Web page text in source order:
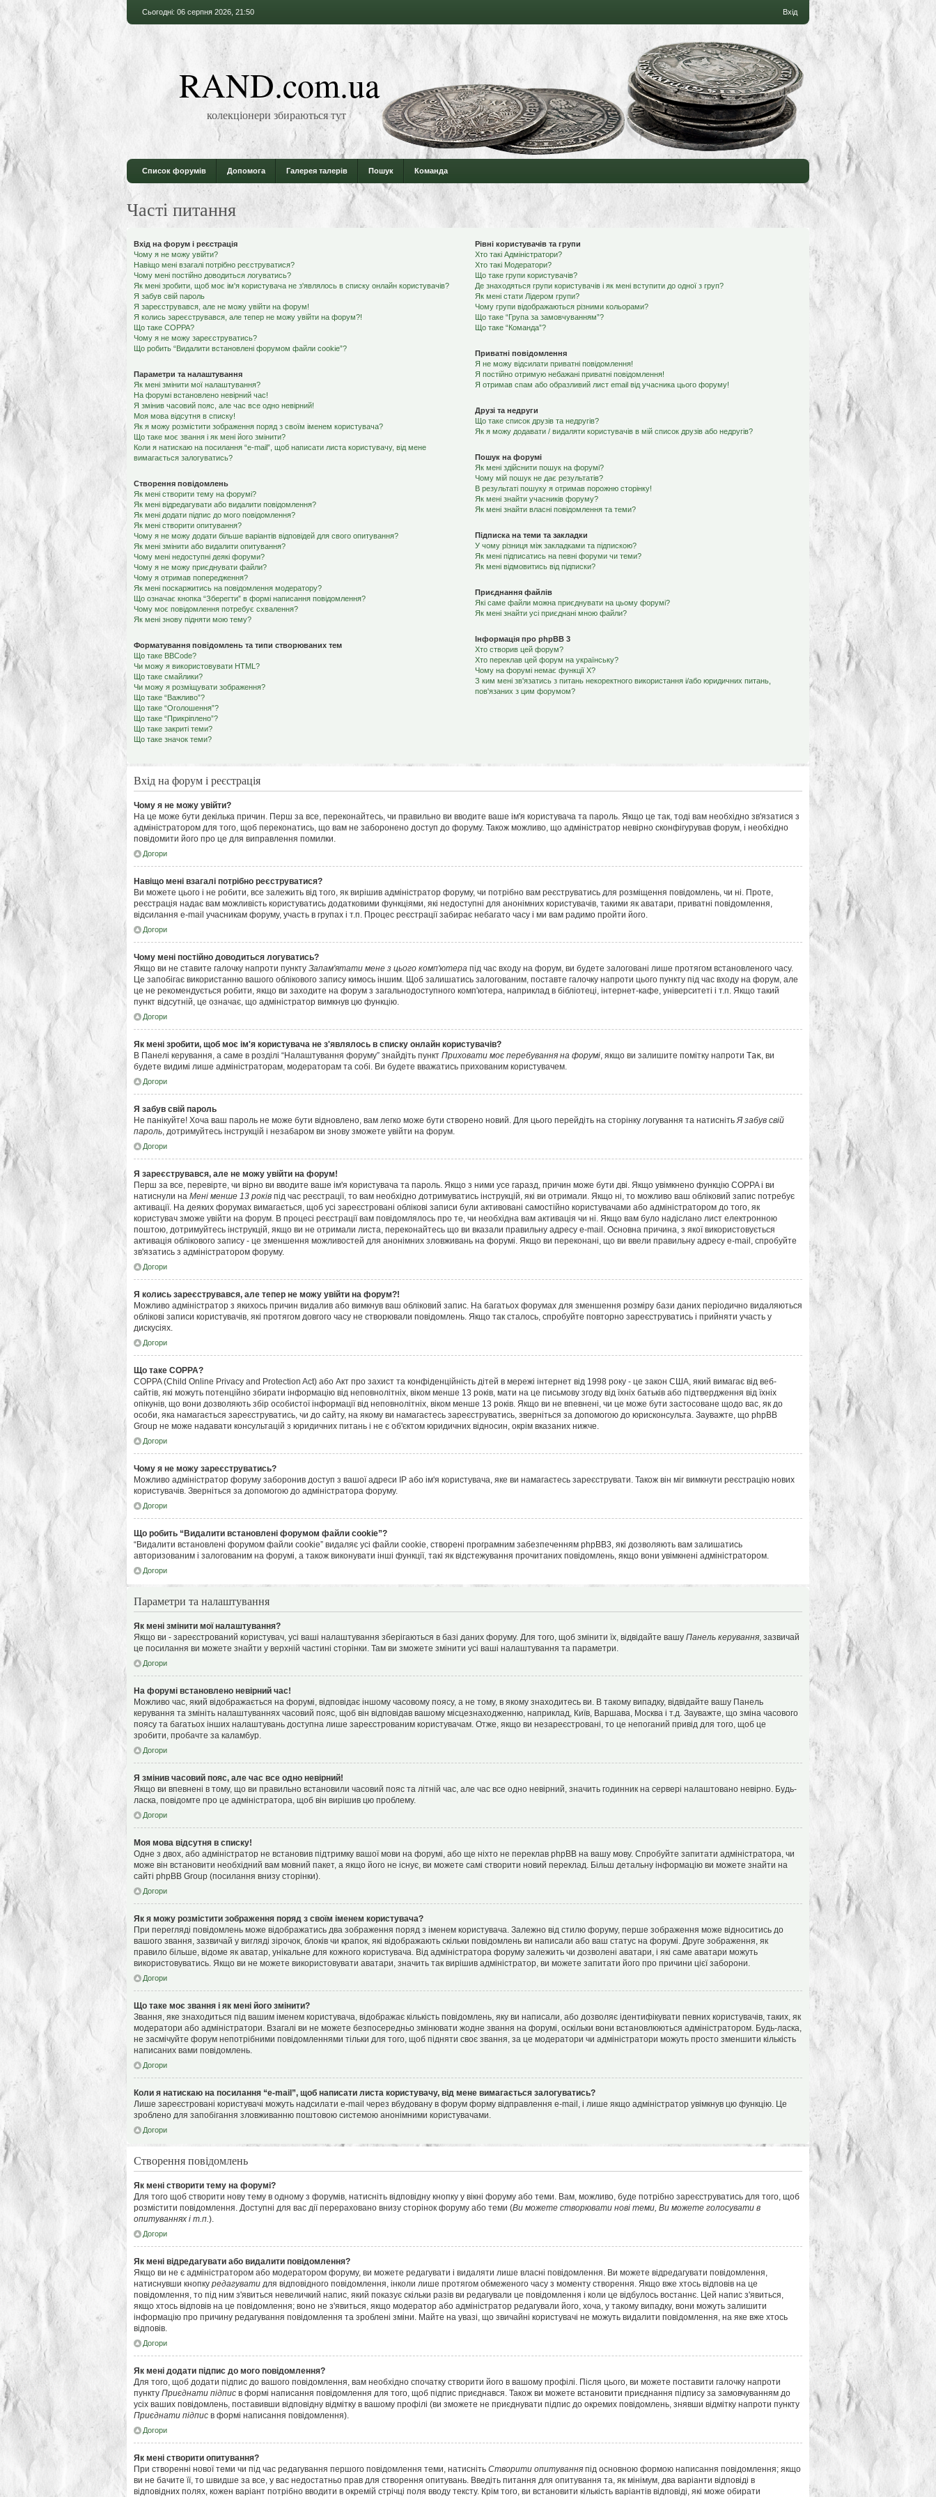
Сьогодні: 06 серпня 2026, 21:50 Вхід
RAND.com.ua
колекціонери збираються тут
Список форумів Допомога Галерея талерів Пошук Команда
Часті питання
Вхід на форум і реєстрація
Чому я не можу увійти?
Навіщо мені взагалі потрібно реєструватися?
Чому мені постійно доводиться логуватись?
Як мені зробити, щоб моє ім'я користувача не з'являлось в списку онлайн користувачів?
Я забув свій пароль
Я зареєструвався, але не можу увійти на форум!
Я колись зареєструвався, але тепер не можу увійти на форум?!
Що таке COPPA?
Чому я не можу зареєструватись?
Що робить “Видалити встановлені форумом файли cookie”?
Параметри та налаштування
Як мені змінити мої налаштування?
На форумі встановлено невірний час!
Я змінив часовий пояс, але час все одно невірний!
Моя мова відсутня в списку!
Як я можу розмістити зображення поряд з своїм іменем користувача?
Що таке моє звання і як мені його змінити?
Коли я натискаю на посилання “e-mail”, щоб написати листа користувачу, від мене
вимагається залогуватись?
Створення повідомлень
Як мені створити тему на форумі?
Як мені відредагувати або видалити повідомлення?
Як мені додати підпис до мого повідомлення?
Як мені створити опитування?
Чому я не можу додати більше варіантів відповідей для свого опитування?
Як мені змінити або видалити опитування?
Чому мені недоступні деякі форуми?
Чому я не можу приєднувати файли?
Чому я отримав попередження?
Як мені поскаржитись на повідомлення модератору?
Що означає кнопка “Зберегти” в формі написання повідомлення?
Чому моє повідомлення потребує схвалення?
Як мені знову підняти мою тему?
Форматування повідомлень та типи створюваних тем
Що таке BBCode?
Чи можу я використовувати HTML?
Що таке смайлики?
Чи можу я розміщувати зображення?
Що таке “Важливо”?
Що таке “Оголошення”?
Що таке “Прикріплено”?
Що таке закриті теми?
Що таке значок теми?
Рівні користувачів та групи
Хто такі Адміністратори?
Хто такі Модератори?
Що таке групи користувачів?
Де знаходяться групи користувачів і як мені вступити до одної з груп?
Як мені стати Лідером групи?
Чому групи відображаються різними кольорами?
Що таке “Група за замовчуванням”?
Що таке “Команда”?
Приватні повідомлення
Я не можу відсилати приватні повідомлення!
Я постійно отримую небажані приватні повідомлення!
Я отримав спам або образливий лист email від учасника цього форуму!
Друзі та недруги
Що таке список друзів та недругів?
Як я можу додавати / видаляти користувачів в мій список друзів або недругів?
Пошук на форумі
Як мені здійснити пошук на форумі?
Чому мій пошук не дає результатів?
В результаті пошуку я отримав порожню сторінку!
Як мені знайти учасників форуму?
Як мені знайти власні повідомлення та теми?
Підписка на теми та закладки
У чому різниця між закладками та підпискою?
Як мені підписатись на певні форуми чи теми?
Як мені відмовитись від підписки?
Приєднання файлів
Які саме файли можна приєднувати на цьому форумі?
Як мені знайти усі приєднані мною файли?
Інформація про phpBB 3
Хто створив цей форум?
Хто переклав цей форум на українську?
Чому на форумі немає функції X?
З ким мені зв'язатись з питань некоректного використання і/або юридичних питань,
пов'язаних з цим форумом?
Вхід на форум і реєстрація
Чому я не можу увійти?
На це може бути декілька причин. Перш за все, переконайтесь, чи правильно ви вводите ваше ім'я користувача та пароль. Якщо це так, тоді вам необхідно зв'язатися з
адміністратором для того, щоб переконатись, що вам не заборонено доступ до форуму. Також можливо, що адміністратор невірно сконфігурував форум, і необхідно
повідомити його про це для виправлення помилки.
Догори
Навіщо мені взагалі потрібно реєструватися?
Ви можете цього і не робити, все залежить від того, як вирішив адміністратор форуму, чи потрібно вам реєструватись для розміщення повідомлень, чи ні. Проте,
реєстрація надає вам можливість користуватись додатковими функціями, які недоступні для анонімних користувачів, такими як аватари, приватні повідомлення,
відсилання e-mail учасникам форуму, участь в групах і т.п. Процес реєстрації забирає небагато часу і ми вам радимо пройти його.
Догори
Чому мені постійно доводиться логуватись?
Якщо ви не ставите галочку напроти пункту Запам'ятати мене з цього комп'ютера під час входу на форум, ви будете залоговані лише протягом встановленого часу.
Це запобігає використанню вашого облікового запису кимось іншим. Щоб залишатись залогованим, поставте галочку напроти цього пункту під час входу на форум, але
це не рекомендується робити, якщо ви заходите на форум з загальнодоступного комп'ютера, наприклад в бібліотеці, інтернет-кафе, університеті і т.п. Якщо такий
пункт відсутній, це означає, що адміністратор вимкнув цю функцію.
Догори
Як мені зробити, щоб моє ім'я користувача не з'являлось в списку онлайн користувачів?
В Панелі керування, а саме в розділі “Налаштування форуму” знайдіть пункт Приховати моє перебування на форумі, якщо ви залишите помітку напроти Так, ви
будете видимі лише адміністраторам, модераторам та собі. Ви будете вважатись прихованим користувачем.
Догори
Я забув свій пароль
Не панікуйте! Хоча ваш пароль не може бути відновлено, вам легко може бути створено новий. Для цього перейдіть на сторінку логування та натиснітьЯ забув свій
пароль, дотримуйтесь інструкцій і незабаром ви знову зможете увійти на форум.
Догори
Я зареєструвався, але не можу увійти на форум!
Перш за все, перевірте, чи вірно ви вводите ваше ім'я користувача та пароль. Якщо з ними усе гаразд, причин може бути дві. Якщо увімкнено функцію COPPA і ви
натиснули на Мені менше 13 років під час реєстрації, то вам необхідно дотримуватись інструкцій, які ви отримали. Якщо ні, то можливо ваш обліковий запис потребує
активації. На деяких форумах вимагається, щоб усі зареєстровані облікові записи були активовані самостійно користувачами або адміністратором до того, як
користувач зможе увійти на форум. В процесі реєстрації вам повідомлялось про те, чи необхідна вам активація чи ні. Якщо вам було надіслано лист електронною
поштою, дотримуйтесь інструкцій, якщо ви не отримали листа, переконайтесь що ви вказали правильну адресу e-mail. Основна причина, з якої використовується
активація облікового запису - це зменшення можливостей для анонімних зловживань на форумі. Якщо ви переконані, що ви ввели правильну адресу e-mail, спробуйте
зв'язатись з адміністратором форуму.
Догори
Я колись зареєструвався, але тепер не можу увійти на форум?!
Можливо адміністратор з якихось причин видалив або вимкнув ваш обліковий запис. На багатьох форумах для зменшення розміру бази даних періодично видаляються
облікові записи користувачів, які протягом довгого часу не створювали повідомлень. Якщо так сталось, спробуйте повторно зареєструватись і прийняти участь у
дискусіях.
Догори
Що таке COPPA?
COPPA (Child Online Privacy and Protection Act) або Акт про захист та конфіденційність дітей в мережі інтернет від 1998 року - це закон США, який вимагає від веб-
сайтів, які можуть потенційно збирати інформацію від неповнолітніх, віком менше 13 років, мати на це письмову згоду від їхніх батьків або підтвердження від їхніх
опікунів, що вони дозволяють збір особистої інформації від неповнолітніх, віком менше 13 років. Якщо ви не впевнені, чи це може бути застосоване щодо вас, як до
особи, яка намагається зареєструватись, чи до сайту, на якому ви намагаєтесь зареєструватись, зверніться за допомогою до юрисконсульта. Зауважте, що phpBB
Group не може надавати консультацій з юридичних питань і не є об'єктом юридичних відносин, окрім вказаних нижче.
Догори
Чому я не можу зареєструватись?
Можливо адміністратор форуму заборонив доступ з вашої адреси IP або ім'я користувача, яке ви намагаєтесь зареєструвати. Також він міг вимкнути реєстрацію нових
користувачів. Зверніться за допомогою до адміністратора форуму.
Догори
Що робить “Видалити встановлені форумом файли cookie”?
“Видалити встановлені форумом файли cookie” видаляє усі файли cookie, створені програмним забезпеченням phpBB3, які дозволяють вам залишатись
авторизованим і залогованим на форумі, а також виконувати інші функції, такі як відстежування прочитаних повідомлень, якщо вони увімкнені адміністратором.
Догори
Параметри та налаштування
Як мені змінити мої налаштування?
Якщо ви - зареєстрований користувач, усі ваші налаштування зберігаються в базі даних форуму. Для того, щоб змінити їх, відвідайте вашу Панель керування, зазвичай
це посилання ви можете знайти у верхній частині сторінки. Там ви зможете змінити усі ваші налаштування та параметри.
Догори
На форумі встановлено невірний час!
Можливо час, який відображається на форумі, відповідає іншому часовому поясу, а не тому, в якому знаходитесь ви. В такому випадку, відвідайте вашу Панель
керування та змініть налаштуваннях часовий пояс, щоб він відповідав вашому місцезнаходженню, наприклад, Київ, Варшава, Москва і т.д. Зауважте, що зміна часового
поясу та багатьох інших налаштувань доступна лише зареєстрованим користувачам. Отже, якщо ви незареєстровані, то це непоганий привід для того, щоб це
зробити, пробачте за каламбур.
Догори
Я змінив часовий пояс, але час все одно невірний!
Якщо ви впевнені в тому, що ви правильно встановили часовий пояс та літній час, але час все одно невірний, значить годинник на сервері налаштовано невірно. Будь-
ласка, повідомте про це адміністратора, щоб він вирішив цю проблему.
Догори
Моя мова відсутня в списку!
Одне з двох, або адміністратор не встановив підтримку вашої мови на форумі, або ще ніхто не переклав phpBB на вашу мову. Спробуйте запитати адміністратора, чи
може він встановити необхідний вам мовний пакет, а якщо його не існує, ви можете самі створити новий переклад. Більш детальну інформацію ви можете знайти на
сайті phpBB Group (посилання внизу сторінки).
Догори
Як я можу розмістити зображення поряд з своїм іменем користувача?
При перегляді повідомлень може відображатись два зображення поряд з іменем користувача. Залежно від стилю форуму, перше зображення може відноситись до
вашого звання, зазвичай у вигляді зірочок, блоків чи крапок, які відображають скільки повідомлень ви написали або ваш статус на форумі. Друге зображення, як
правило більше, відоме як аватар, унікальне для кожного користувача. Від адміністратора форуму залежить чи дозволені аватари, і які саме аватари можуть
використовуватись. Якщо ви не можете використовувати аватари, значить так вирішив адміністратор, ви можете запитати його про причини цієї заборони.
Догори
Що таке моє звання і як мені його змінити?
Звання, яке знаходиться під вашим іменем користувача, відображає кількість повідомлень, яку ви написали, або дозволяє ідентифікувати певних користувачів, таких, як
модератори або адміністратори. Взагалі ви не можете безпосередньо змінювати жодне звання на форумі, оскільки вони встановлюються адміністратором. Будь-ласка,
не засмічуйте форум непотрібними повідомленнями тільки для того, щоб підняти своє звання, за це модератори чи адміністратори можуть просто зменшити кількість
написаних вами повідомлень.
Догори
Коли я натискаю на посилання “e-mail”, щоб написати листа користувачу, від мене вимагається залогуватись?
Лише зареєстровані користувачі можуть надсилати e-mail через вбудовану в форум форму відправлення e-mail, і лише якщо адміністратор увімкнув цю функцію. Це
зроблено для запобігання зловживанню поштовою системою анонімними користувачами.
Догори
Створення повідомлень
Як мені створити тему на форумі?
Для того щоб створити нову тему в одному з форумів, натисніть відповідну кнопку у вікні форуму або теми. Вам, можливо, буде потрібно зареєструватись для того, щоб
розмістити повідомлення. Доступні для вас дії перераховано внизу сторінок форуму або теми (Ви можете створювати нові теми, Ви можете голосувати в
опитуваннях і т.п.).
Догори
Як мені відредагувати або видалити повідомлення?
Якщо ви не є адміністратором або модератором форуму, ви можете редагувати і видаляти лише власні повідомлення. Ви можете відредагувати повідомлення,
натиснувши кнопку редагувати для відповідного повідомлення, інколи лише протягом обмеженого часу з моменту створення. Якщо вже хтось відповів на це
повідомлення, то під ним з'явиться невеличкий напис, який показує скільки разів ви редагували це повідомлення і коли це відбулось востаннє. Цей напис з'явиться,
якщо хтось відповів на це повідомлення; воно не з'явиться, якщо модератор або адміністратор редагували його, хоча, у такому випадку, вони можуть залишити
інформацію про причину редагування повідомлення та зроблені зміни. Майте на увазі, що звичайні користувачі не можуть видалити повідомлення, на яке вже хтось
відповів.
Догори
Як мені додати підпис до мого повідомлення?
Для того, щоб додати підпис до вашого повідомлення, вам необхідно спочатку створити його в вашому профілі. Після цього, ви можете поставити галочку напроти
пункту Приєднати підпис в формі написання повідомлення для того, щоб підпис приєднався. Також ви можете встановити приєднання підпису за замовчуванням до
усіх ваших повідомлень, поставивши відповідну відмітку в вашому профілі (ви зможете не приєднувати підпис до окремих повідомлень, знявши відмітку напроти пункту
Приєднати підпис в формі написання повідомлення).
Догори
Як мені створити опитування?
При створенні нової теми чи під час редагування першого повідомлення теми, натисніть Створити опитування під основною формою написання повідомлення; якщо
ви не бачите її, то швидше за все, у вас недостатньо прав для створення опитувань. Введіть питання для опитування та, як мінімум, два варіанти відповіді в
відповідних полях, кожен варіант потрібно вводити в окремій стрічці поля вводу тексту. Крім того, ви встановити кількість варіантів відповіді, які може обирати